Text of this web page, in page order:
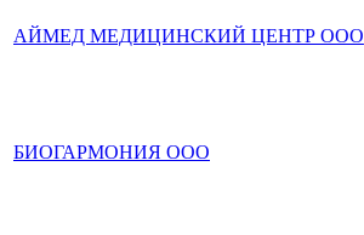
АЙМЕД МЕДИЦИНСКИЙ ЦЕНТР ООО
БИОГАРМОНИЯ ООО